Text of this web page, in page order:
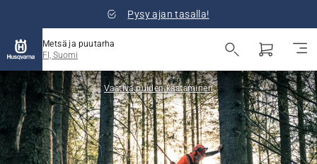
Pysy ajan tasalla!
Metsä ja puutarha
FI, Suomi
Vaativa puiden kaataminen